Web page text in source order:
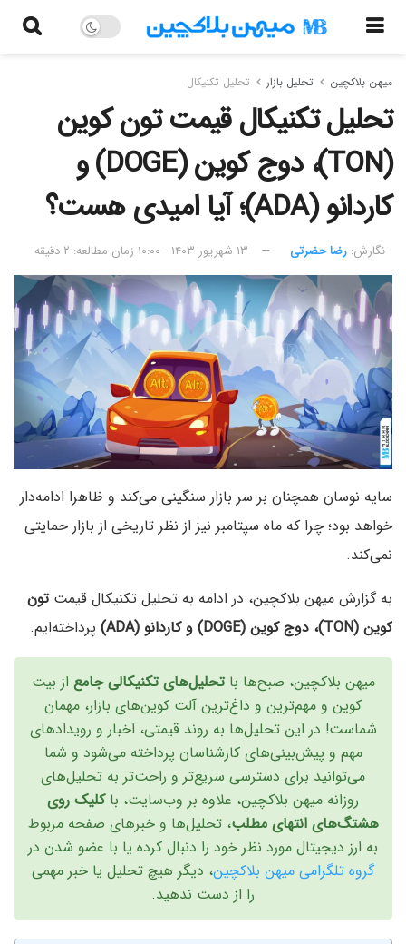
میهن بلاکچین تحلیل بازار تحلیل تکنیکال
تحلیل تکنیکال قیمت تون کوین
(TON)، دوج کوین (DOGE) و
کاردانو (ADA)؛ آیا امیدی هست؟
نگارش:‌ رضا حضرتی ۱۳ شهریور ۱۴۰۳ - ۱۰:۰۰ زمان مطالعه: ۲ دقیقه
سایه نوسان همچنان بر سر بازار سنگینی می‌کند و ظاهرا ادامه‌دار
خواهد بود؛ چرا که ماه سپتامبر نیز از نظر تاریخی از بازار حمایتی
نمی‌کند.
به گزارش میهن بلاکچین، در ادامه به تحلیل تکنیکال قیمت تون
کوین (TON)، دوج کوین (DOGE) و کاردانو (ADA)
پرداخته‌ایم.
میهن بلاکچین، صبح‌ها باتحلیل‌های تکنیکالی جامع از بیت
کوین و مهم‌ترین و داغ‌ترین آلت‌ کوین‌های بازار، مهمان
شماست! در این تحلیل‌ها به روند قیمتی، اخبار و رویدادهای
مهم و پیش‌بینی‌های کارشناسان پرداخته می‌شود و شما
می‌توانید برای دسترسی سریع‌تر و راحت‌تر به تحلیل‌های
روزانه میهن بلاکچین، علاوه بر وب‌سایت، باکلیک روی
هشتگ‌های انتهای مطلب، تحلیل‌ها و خبرهای صفحه مربوط
به ارز دیجیتال مورد نظر خود را دنبال کرده یا با عضو شدن در
گروه تلگرامی میهن بلاکچین، دیگر هیچ تحلیل یا خبر مهمی
را از دست ندهید.